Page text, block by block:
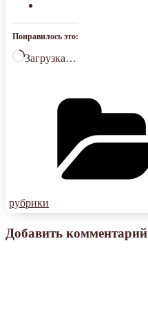
Понравилось это:
Загрузка…
рубрики
Добавить комментарий